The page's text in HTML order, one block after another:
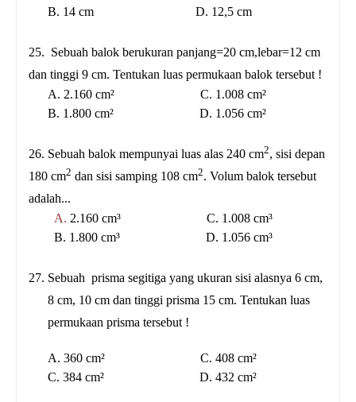
B. 14 cm D. 12,5 cm
25. Sebuah balok berukuran panjang=20 cm,lebar=12 cm
dan tinggi 9 cm. Tentukan luas permukaan balok tersebut !
A. 2.160 cm² C. 1.008 cm²
B. 1.800 cm² D. 1.056 cm²
26. Sebuah balok mempunyai luas alas 240 cm2, sisi depan
180 cm2 dan sisi samping 108 cm2. Volum balok tersebut
adalah...
A. 2.160 cm³ C. 1.008 cm³
B. 1.800 cm³ D. 1.056 cm³
27. Sebuah prisma segitiga yang ukuran sisi alasnya 6 cm,
8 cm, 10 cm dan tinggi prisma 15 cm. Tentukan luas
permukaan prisma tersebut !
A. 360 cm² C. 408 cm²
C. 384 cm² D. 432 cm²